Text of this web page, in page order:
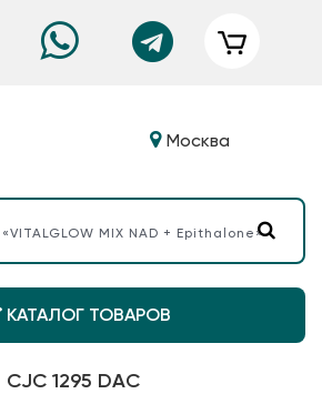
Москва
КАТАЛОГ ТОВАРОВ
CJC 1295 DAC